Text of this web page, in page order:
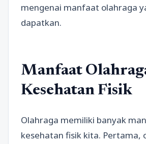
mengenai manfaat olahraga
dapatkan.
Manfaat
Kesehatan Fisik
Olahraga memiliki banyak
kesehatan fisik kita. Pertama,